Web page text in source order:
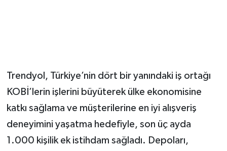
Trendyol, Türkiye’nin dört bir yanındaki iş ortağı
KOBİ’lerin işlerini büyüterek ülke ekonomisine
katkı sağlama ve müşterilerine en iyi alışveriş
deneyimini yaşatma hedefiyle, son üç ayda
1.000 kişilik ek istihdam sağladı. Depoları,